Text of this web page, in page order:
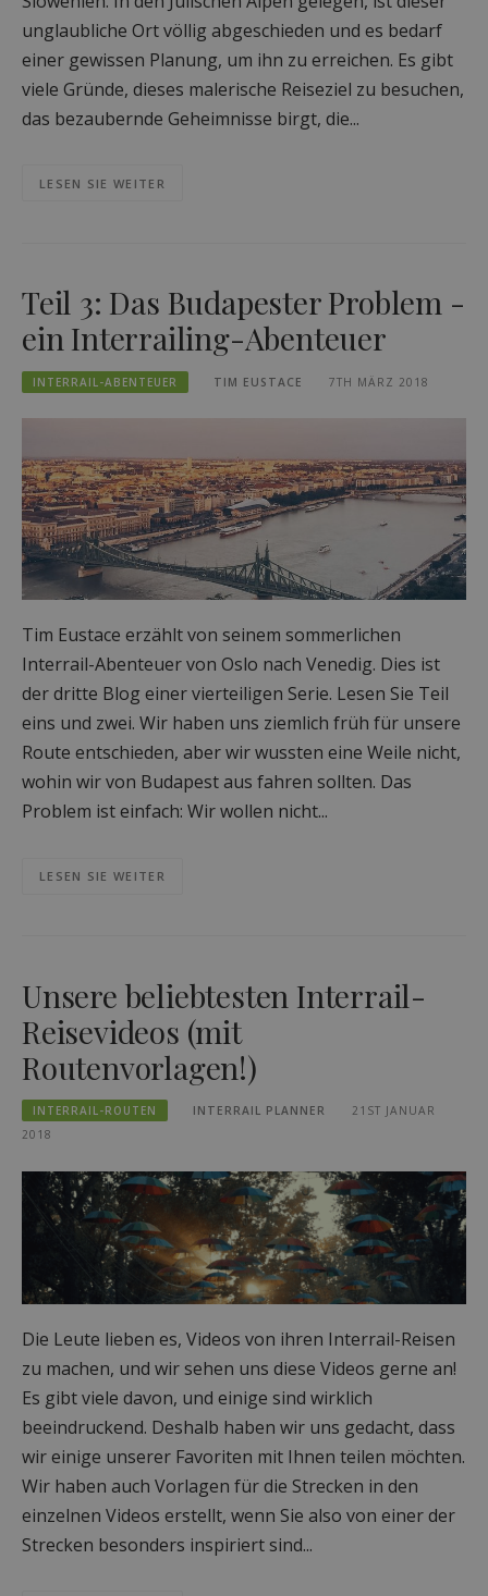
unglaubliche Ort völlig abgeschieden und es bedarf
einer gewissen Planung, um ihn zu erreichen. Es gibt
viele Gründe, dieses malerische Reiseziel zu besuchen,
das bezaubernde Geheimnisse birgt, die...
LESEN SIE WEITER
Teil 3: Das Budapester Problem -
ein Interrailing-Abenteuer
INTERRAIL-ABENTEUER TIM EUSTACE 7TH MÄRZ 2018
Tim Eustace erzählt von seinem sommerlichen
Interrail-Abenteuer von Oslo nach Venedig. Dies ist
der dritte Blog einer vierteiligen Serie. Lesen Sie Teil
eins und zwei. Wir haben uns ziemlich früh für unsere
Route entschieden, aber wir wussten eine Weile nicht,
wohin wir von Budapest aus fahren sollten. Das
Problem ist einfach: Wir wollen nicht...
LESEN SIE WEITER
Unsere beliebtesten Interrail-
Reisevideos (mit
Routenvorlagen!)
INTERRAIL-ROUTEN INTERRAIL PLANNER
21ST JANUAR
2018
Die Leute lieben es, Videos von ihren Interrail-Reisen
zu machen, und wir sehen uns diese Videos gerne an!
Es gibt viele davon, und einige sind wirklich
beeindruckend. Deshalb haben wir uns gedacht, dass
wir einige unserer Favoriten mit Ihnen teilen möchten.
Wir haben auch Vorlagen für die Strecken in den
einzelnen Videos erstellt, wenn Sie also von einer der
Strecken besonders inspiriert sind...